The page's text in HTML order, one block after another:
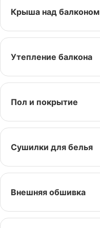
Крыша над балконом
Утепление балкона
Пол и покрытие
Сушилки для белья
Внешняя обшивка